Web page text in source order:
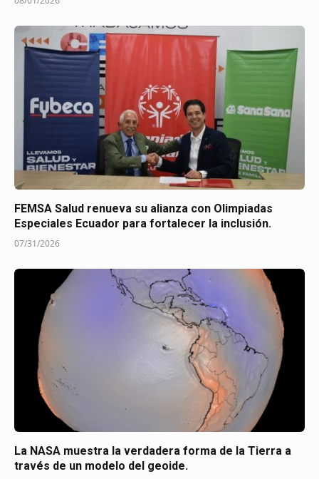
FEMSA Salud renueva su alianza con Olimpiadas
Especiales Ecuador para fortalecer la inclusión.
07/31/2026
La NASA muestra la verdadera forma de la Tierra a
través de un modelo del geoide.